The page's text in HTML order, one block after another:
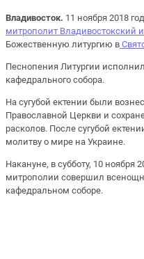
Владивосток. 11 ноября 2018
митрополит Владивостокский
Божественную литургию в
Песнопения Литургии
кафедрального собора.
На сугубой ектении были
Православной Церкви и
расколов. После сугубой
молитву о мире на Украине.
Накануне, в субботу, 10 ноября
митрополии совершил
кафедральном соборе.